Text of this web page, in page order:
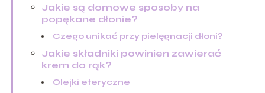
Jakie są domowe sposoby na
popękane dłonie?
Czego unikać przy pielęgnacji dłoni?
Jakie składniki powinien zawierać
krem do rąk?
Olejki eteryczne